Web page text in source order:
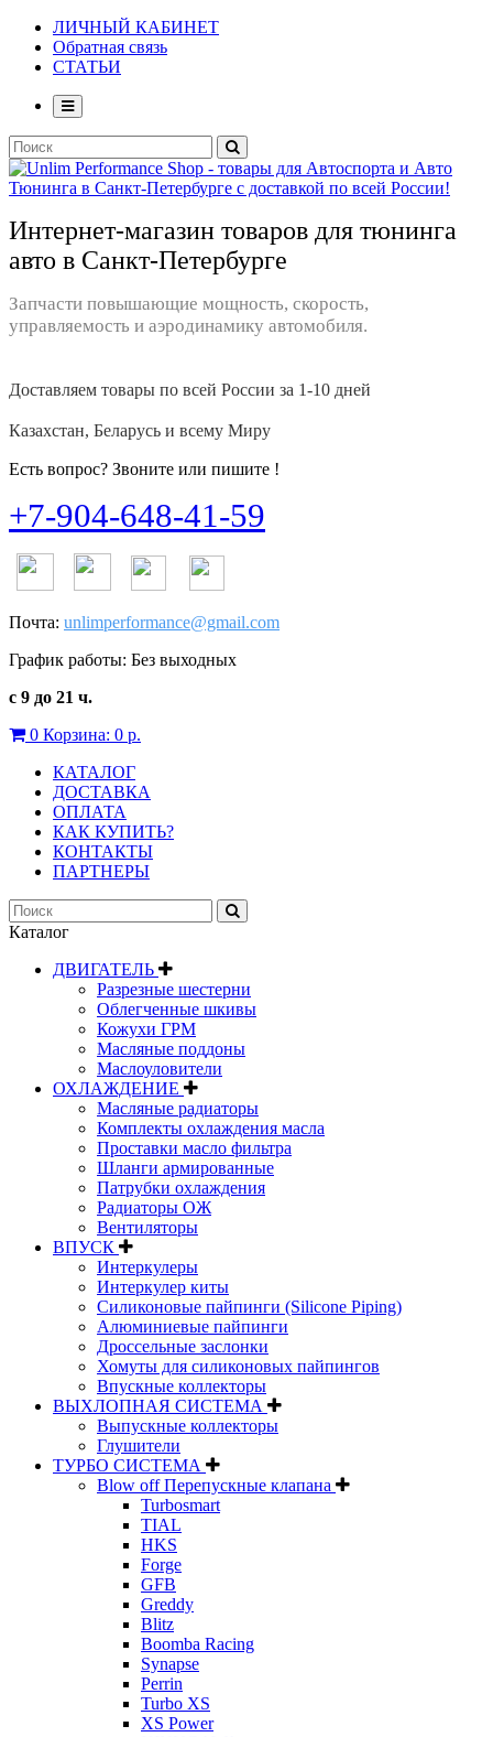
ЛИЧНЫЙ КАБИНЕТ
Обратная связь
СТАТЬИ
Интернет-магазин товаров для тюнинга
авто в Санкт-Петербурге
Запчасти повышающие мощность, скорость,
управляемость и аэродинамику автомобиля.
Доставляем товары по всей России за 1-10 дней
Казахстан, Беларусь и всему Миру
Есть вопрос? Звоните или пишите !
+7-904-648-41-59
Почта: unlimperformance@gmail.com
График работы: Без выходных
с 9 до 21 ч.
0 Корзина: 0 р.
КАТАЛОГ
ДОСТАВКА
ОПЛАТА
КАК КУПИТЬ?
КОНТАКТЫ
ПАРТНЕРЫ
Каталог
ДВИГАТЕЛЬ
Разрезные шестерни
Облегченные шкивы
Кожухи ГРМ
Масляные поддоны
Маслоуловители
ОХЛАЖДЕНИЕ
Масляные радиаторы
Комплекты охлаждения масла
Проставки масло фильтра
Шланги армированные
Патрубки охлаждения
Радиаторы ОЖ
Вентиляторы
ВПУСК
Интеркулеры
Интеркулер киты
Силиконовые пайпинги (Silicone Piping)
Алюминиевые пайпинги
Дроссельные заслонки
Хомуты для силиконовых пайпингов
Впускные коллекторы
ВЫХЛОПНАЯ СИСТЕМА
Выпускные коллекторы
Глушители
ТУРБО СИСТЕМА
Blow off Перепускные клапана
Turbosmart
TIAL
HKS
Forge
GFB
Greddy
Blitz
Boomba Racing
Synapse
Perrin
Turbo XS
XS Power